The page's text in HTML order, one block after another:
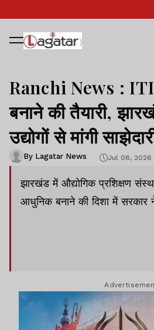
Ranchi News :
बनाने की तैयारी,
उद्योगों से मांगी
By Lagatar News Jul 08, 2026
झारखंड में औद्योगिक प्रशिक्षण
आधुनिक बनाने की दिशा में सरकार